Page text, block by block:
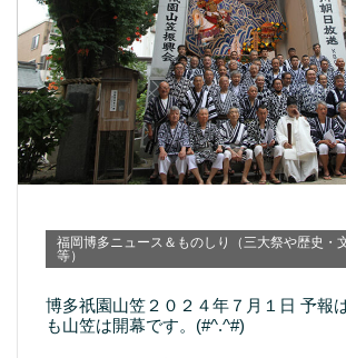
Learn More
福岡博多ニュース＆ものしり（三大祭や歴史・
等）
博多祇園山笠２０２４年７月１日 予報
も山笠は開幕です。(#^.^#)